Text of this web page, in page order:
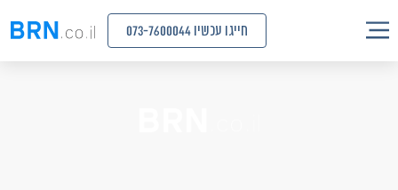
חייגו עכשיו 073-7600044